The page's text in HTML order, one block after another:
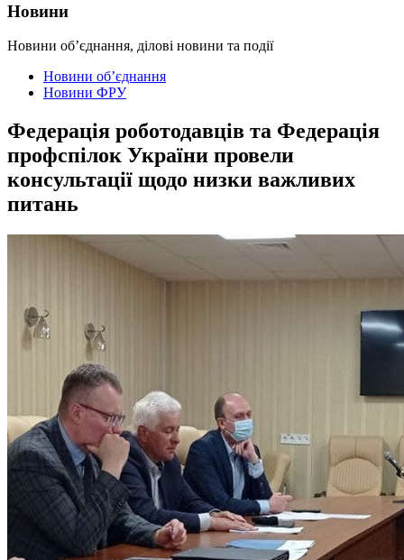
Новини
Новини об’єднання, ділові новини та події
Новини об’єднання
Новини ФРУ
Федерація роботодавців та Федерація
профспілок України провели
консультації щодо низки важливих
питань